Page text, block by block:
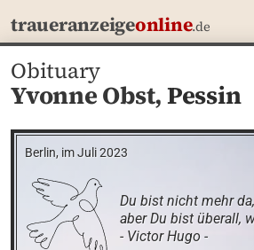
traueranzeigeonline.de
Obituary
Yvonne Obst,Pessin
Berlin, im Juli 2023
Du bist nicht mehr
aber Du bist überall,
- Victor Hugo -